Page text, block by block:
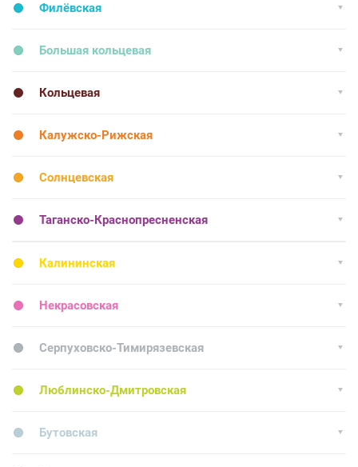
Филёвская
Большая кольцевая
Кольцевая
Калужско-Рижская
Солнцевская
Таганско-Краснопресненская
Калининская
Некрасовская
Серпуховско-Тимирязевская
Люблинско-Дмитровская
Бутовская